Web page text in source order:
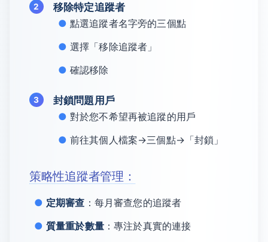
移除特定追蹤者
點選追蹤者名字旁的三個點
選擇「移除追蹤者」
確認移除
封鎖問題用戶
對於您不希望再被追蹤的用戶
前往其個人檔案→三個點→「封鎖」
策略性追蹤者管理：
定期審查 ：每月審查您的追蹤者
質量重於數量：專注於真實的連接